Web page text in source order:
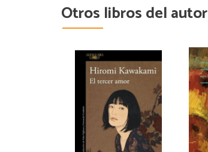
Otros libros del autor